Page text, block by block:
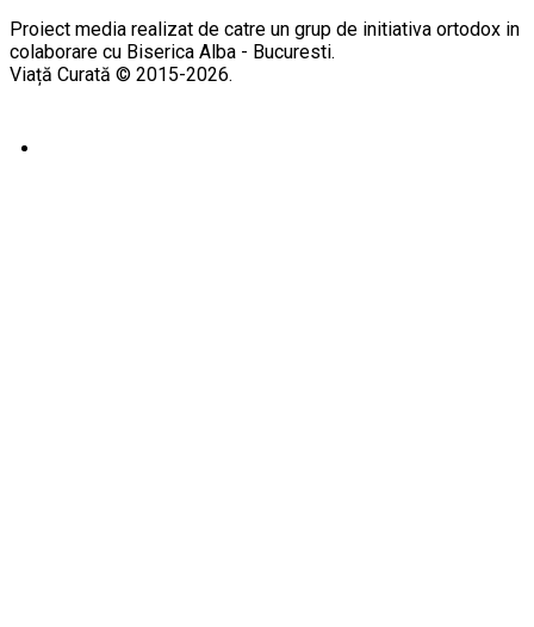
Proiect media realizat de catre un grup de initiativa ortodox in
colaborare cu Biserica Alba - Bucuresti.
Viață Curată © 2015-2026.